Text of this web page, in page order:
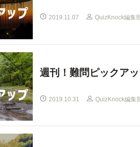
2019.11.07 QuizKnock編集
週刊！難問ピックアッ
2019.10.31 QuizKnock編集